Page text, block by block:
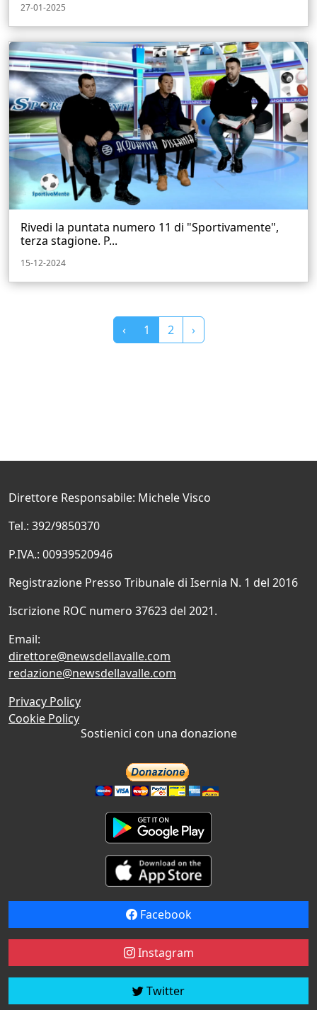
27-01-2025
Rivedi la puntata numero 11 di "Sportivamente",
terza stagione. P...
15-12-2024
‹ 1 2 ›
Direttore Responsabile: Michele Visco
Tel.: 392/9850370
P.IVA.: 00939520946
Registrazione Presso Tribunale di Isernia N. 1 del 2016
Iscrizione ROC numero 37623 del 2021.
Email:
direttore@newsdellavalle.com
redazione@newsdellavalle.com
Privacy Policy
Cookie Policy
Sostienici con una donazione
Facebook
Instagram
Twitter